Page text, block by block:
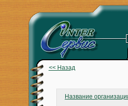
<< Назад
Название